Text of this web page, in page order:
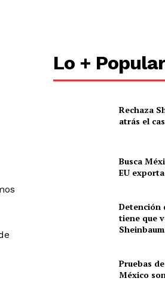
Lo +
Rechaza
atrás el
Busca
EU
Detención
tiene que
Sheinbaum
Pruebas
México